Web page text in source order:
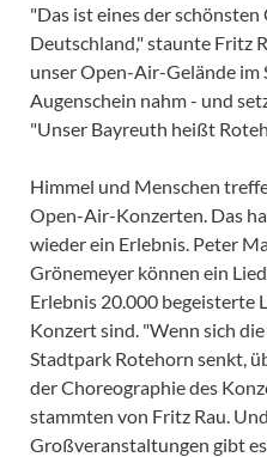
"Das ist eines der
Deutschland," staunte Fritz
unser Open-Air-Gelände im
Augenschein nahm - und
"Unser Bayreuth heißt
Himmel und Menschen
Open-Air-Konzerten. Das
wieder ein Erlebnis. Peter
Grönemeyer können ein
Erlebnis 20.000 begeisterte
Konzert sind. "Wenn sich
Stadtpark Rotehorn senkt,
der Choreographie des
stammten von Fritz Rau.
Großveranstaltungen gibt